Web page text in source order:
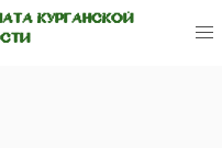
КУРГАНСКОЙ